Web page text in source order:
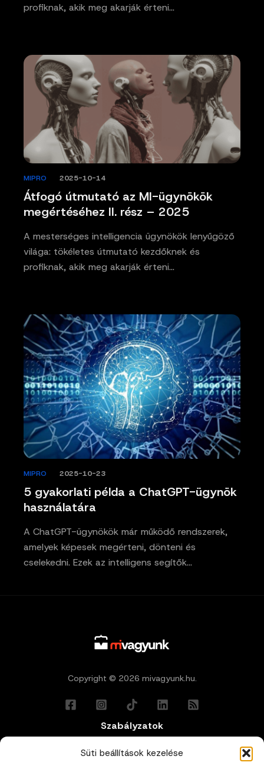
Süti beállítások kezelése
profiknak, akik meg akarják érteni…
Átfogó útmutató az MI-ügynökök
megértéséhez II. rész – 2025
MIPRO 2025-10-14
A mesterséges intelligencia ügynökök lenyűgöző
világa: tökéletes útmutató kezdőknek és
profiknak, akik meg akarják érteni…
5 gyakorlati példa a ChatGPT-ügynök
használatára
MIPRO 2025-10-23
A ChatGPT-ügynökök már működő rendszerek,
amelyek képesek megérteni, dönteni és
cselekedni. Ezek az intelligens segítők…
Copyright © 2026 mivagyunk.hu.
Szabályzatok
Általános Felhasználási Feltételek